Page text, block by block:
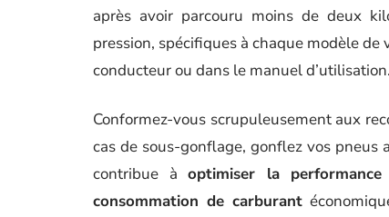
après avoir parcouru moins de deux
pression, spécifiques à chaque modèle
conducteur ou dans le manuel d’utilisation.
Conformez-vous scrupuleusement aux
cas de sous-gonflage, gonflez vos pneus
contribue àoptimiser la performance
consommation de carburant